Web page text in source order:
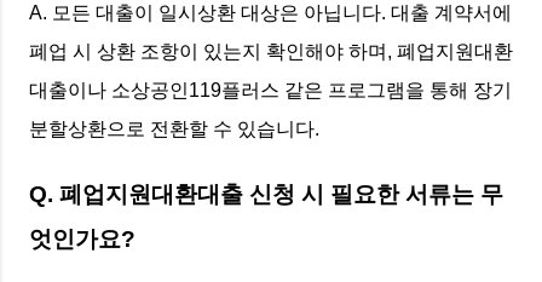
A. 모든 대출이 일시상환 대상은 아닙니다. 대출 계약서에
폐업 시 상환 조항이 있는지 확인해야 하며, 폐업지원대환
대출이나 소상공인119플러스 같은 프로그램을 통해 장기
분할상환으로 전환할 수 있습니다.
Q. 폐업지원대환대출 신청 시 필요한 서류는 무
엇인가요?